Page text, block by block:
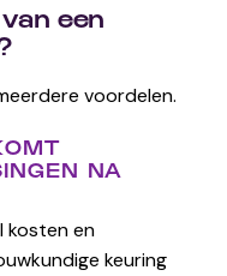
een
voordelen.
NA
kosten en
keuring